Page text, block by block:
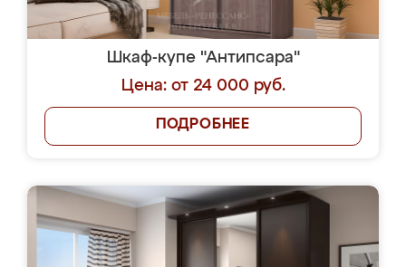
Шкаф-купе "Антипсара"
Цена: от 24 000 руб.
ПОДРОБНЕЕ